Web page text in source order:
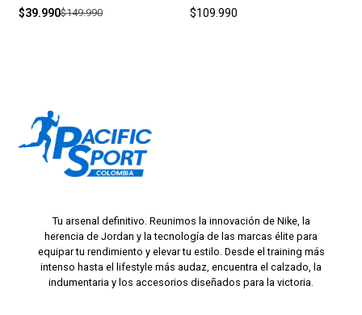
$39.990$149.990 $109.990
Tu arsenal definitivo. Reunimos la innovación de Nike, la
herencia de Jordan y la tecnología de las marcas élite para
equipar tu rendimiento y elevar tu estilo. Desde el training más
intenso hasta el lifestyle más audaz, encuentra el calzado, la
indumentaria y los accesorios diseñados para la victoria.